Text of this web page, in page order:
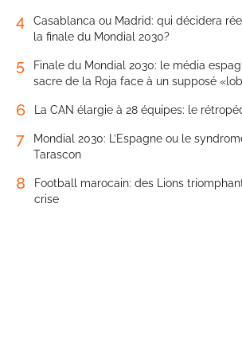
4
Casablanca ou Madrid: qui décidera
la finale du Mondial 2030?
5
Finale du Mondial 2030: le média
sacre de la Roja face à un supposé
6 La CAN élargie à 28 équipes: le
7
Mondial 2030: L’Espagne ou le
Tarascon
8
Football marocain: des Lions
crise